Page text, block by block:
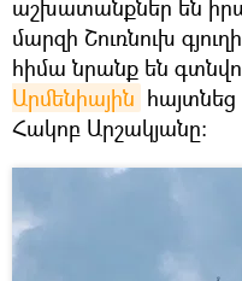
աշխատանքներ են
մարզի Շուռնուխ
հիմա նրանք են
Արմենիային հայտնեց
Հակոբ Արշակյանը: